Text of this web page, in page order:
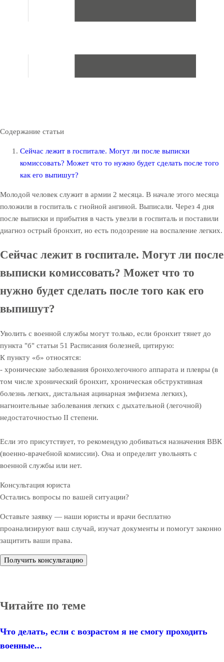
Содержание статьи
Сейчас лежит в госпитале. Могут ли после выписки
комиссовать? Может что то нужно будет сделать после того
как его выпишут?
Молодой человек служит в армии 2 месяца. В начале этого месяца
положили в госпиталь с гнойной ангиной. Выписали. Через 4 дня
после выписки и прибытия в часть увезли в госпиталь и поставили
диагноз острый бронхит, но есть подозрение на воспаление легких.
Сейчас лежит в госпитале. Могут ли после
выписки комиссовать? Может что то
нужно будет сделать после того как его
выпишут?
Уволить с военной службы могут только, если бронхит тянет до
пункта "б" статьи 51 Расписания болезней, цитирую:
К пункту «б» относятся:
- хронические заболевания бронхолегочного аппарата и плевры (в
том числе хронический бронхит, хроническая обструктивная
болезнь легких, дистальная ацинарная эмфизема легких),
нагноительные заболевания легких с дыхательной (легочной)
недостаточностью II степени.
Если это присутствует, то рекомендую добиваться назначения ВВК
(военно-врачебной комиссии). Она и определит увольнять с
военной службы или нет.
Консультация юриста
Остались вопросы по вашей ситуации?
Оставьте заявку — наши юристы и врачи бесплатно
проанализируют ваш случай, изучат документы и помогут законно
защитить ваши права.
Получить консультацию
Читайте по теме
Что делать, если с возрастом я не смогу проходить
военные...